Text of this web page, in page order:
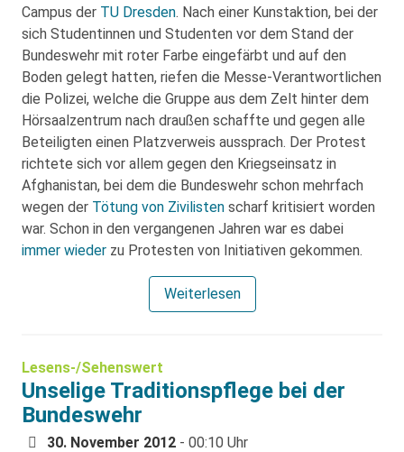
Campus der TU Dresden. Nach einer Kunstaktion, bei der
sich Studentinnen und Studenten vor dem Stand der
Bundeswehr mit roter Farbe eingefärbt und auf den
Boden gelegt hatten, riefen die Messe-Verantwortlichen
die Polizei, welche die Gruppe aus dem Zelt hinter dem
Hörsaalzentrum nach draußen schaffte und gegen alle
Beteiligten einen Platzverweis aussprach. Der Protest
richtete sich vor allem gegen den Kriegseinsatz in
Afghanistan, bei dem die Bundeswehr schon mehrfach
wegen der Tötung von Zivilisten scharf kritisiert worden
war. Schon in den vergangenen Jahren war es dabei
immer wieder zu Protesten von Initiativen gekommen.
Weiterlesen
Lesens-/Sehenswert
Unselige Traditionspflege bei der
Bundeswehr
30. November 2012 - 00:10 Uhr